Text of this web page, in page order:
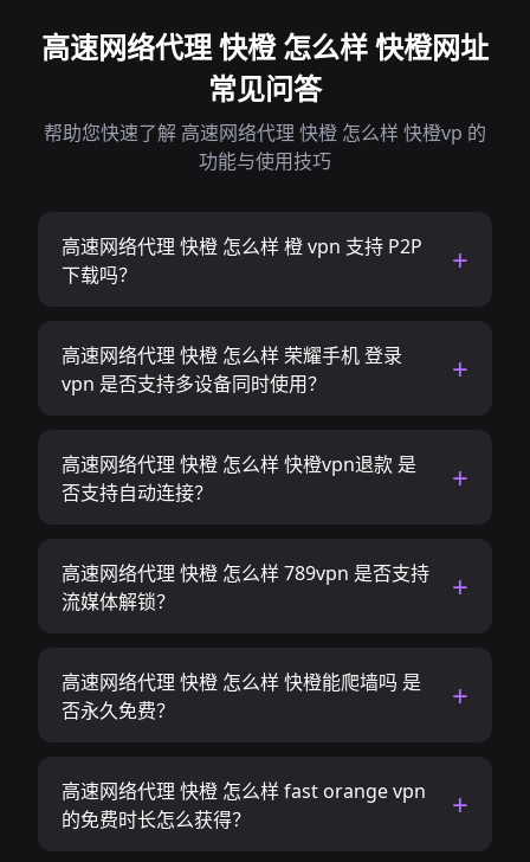
高速网络代理 快橙 怎么样 快橙网址
常见问答
帮助您快速了解 高速网络代理 快橙 怎么样 快橙vp 的
功能与使用技巧
高速网络代理 快橙 怎么样 橙 vpn 支持 P2P
下载吗？
高速网络代理 快橙 怎么样 荣耀手机 登录
vpn 是否支持多设备同时使用？
高速网络代理 快橙 怎么样 快橙vpn退款 是
否支持自动连接？
高速网络代理 快橙 怎么样 789vpn 是否支持
流媒体解锁？
高速网络代理 快橙 怎么样 快橙能爬墙吗 是
否永久免费？
高速网络代理 快橙 怎么样 fast orange vpn
的免费时长怎么获得？